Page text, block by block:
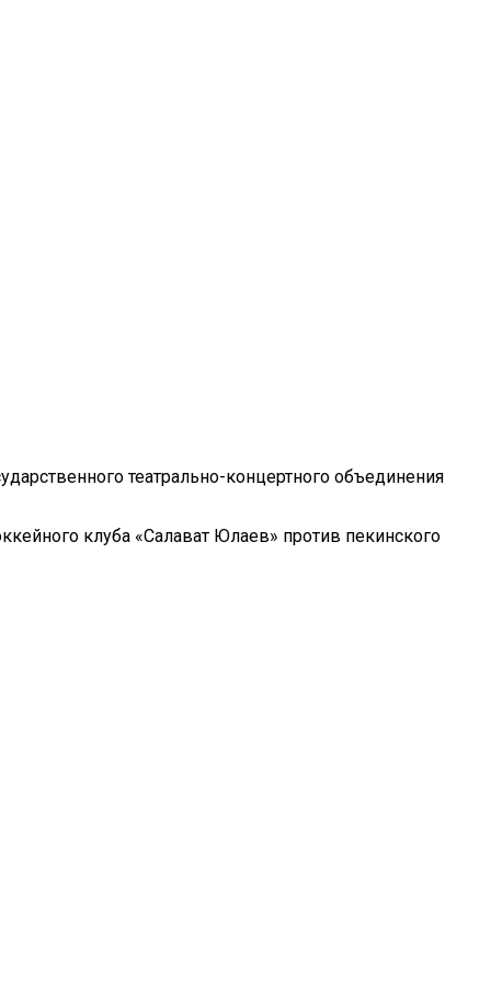
театрально-концертного объединения
клуба «Салават Юлаев» против пекинского